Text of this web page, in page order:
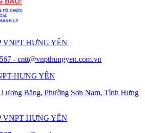
VNPT HƯNG YÊN
- cntt@vnpthungyen.com.vn
HƯNG YÊN
Bằng, Phường Sơn Nam, Tỉnh Hưng
VNPT HƯNG YÊN